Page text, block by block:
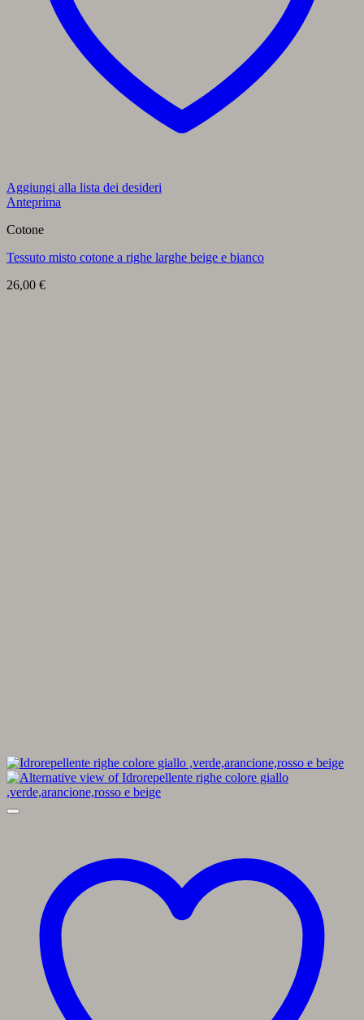
Aggiungi alla lista dei desideri
Anteprima
Cotone
Tessuto misto cotone a righe larghe beige e bianco
26,00 €